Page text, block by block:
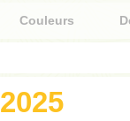
Couleurs